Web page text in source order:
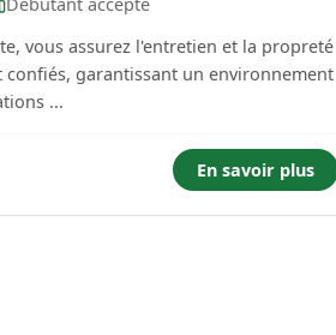
vous assurez l'entretien et la propreté
garantissant un environnement
les opérations ...
En savoir plus